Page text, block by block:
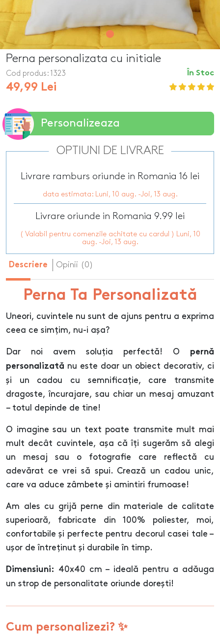
Perna personalizata cu initiale
În Stoc
Cod produs: 1323
49,99 Lei
Personalizeaza
OPTIUNI DE LIVRARE
Livrare ramburs oriunde in Romania 16 lei
data estimata: Luni, 10 aug. -Joi, 13 aug.
Livrare oriunde in Romania 9.99 lei
( Valabil pentru comenzile achitate cu cardul ) Luni, 10
aug. -Joi, 13 aug.
Descriere Opinii (0)
Perna Ta Personalizată
Uneori, cuvintele nu sunt de ajuns pentru a exprima
ceea ce simțim, nu-i așa?
Dar noi avem soluția perfectă! O pernă
personalizată nu este doar un obiect decorativ, ci
și un cadou cu semnificație, care transmite
dragoste, încurajare, sau chiar un mesaj amuzant
– totul depinde de tine!
O imagine sau un text poate transmite mult mai
mult decât cuvintele, așa că îți sugerăm să alegi
un mesaj sau o fotografie care reflectă cu
adevărat ce vrei să spui. Crează un cadou unic,
care va aduce zâmbete și amintiri frumoase!
Am ales cu grijă perne din materiale de calitate
superioară, fabricate din 100% poliester, moi,
confortabile și perfecte pentru decorul casei tale –
ușor de întreținut și durabile în timp.
Dimensiuni:
40x40 cm – ideală pentru a adăuga
un strop de personalitate oriunde dorești!
Cum personalizezi? ✨